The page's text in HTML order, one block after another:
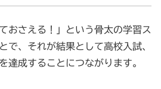
おさえる！」という骨太の学習ス
で、それが結果として高校入試、
達成することにつながります。